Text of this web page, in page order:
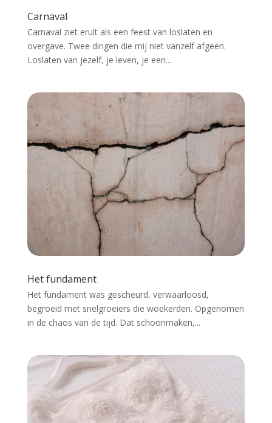
Carnaval
Carnaval ziet eruit als een feest van loslaten en
overgave. Twee dingen die mij niet vanzelf afgeen.
Loslaten van jezelf, je leven, je een...
Het fundament
Het fundament was gescheurd, verwaarloosd,
begroeid met snelgroeiers die woekerden. Opgenomen
in de chaos van de tijd. Dat schoonmaken,...